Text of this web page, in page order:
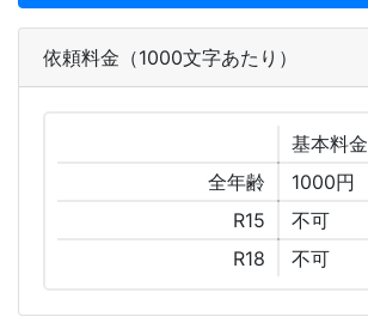
依頼料金（1000文字あたり）
基本料金
全年齢
1000円
R15
不可
R18
不可